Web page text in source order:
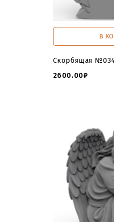
В
Скорбящая №034
2600.00₽